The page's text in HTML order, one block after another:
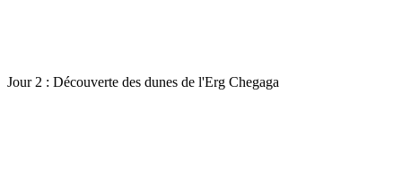
Jour 2 : Découverte des dunes de l'Erg Chegaga